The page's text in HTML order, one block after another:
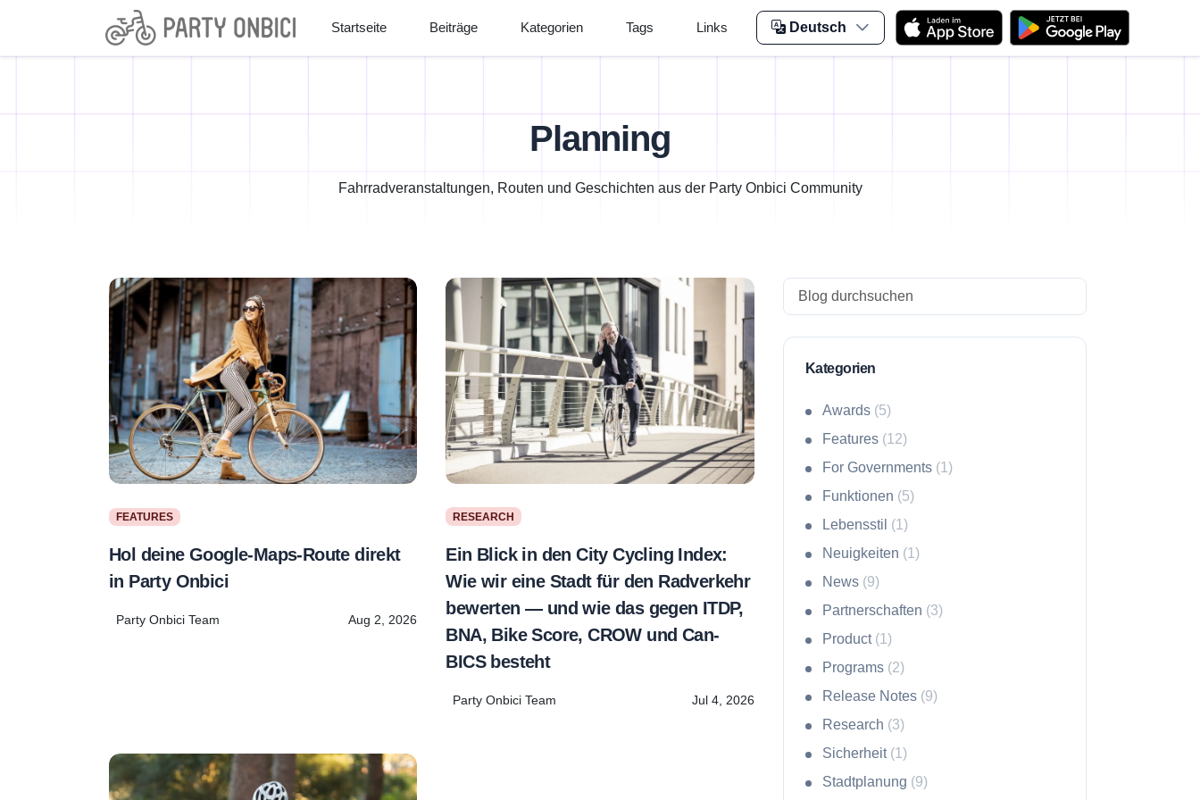
Startseite Beiträge Kategorien Tags Links Deutsch
Planning
Fahrradveranstaltungen, Routen und Geschichten aus der Party Onbici Community
FEATURES
Hol deine Google-Maps-Route direkt
in Party Onbici
Party Onbici Team Aug 2, 2026
RESEARCH
Ein Blick in den City Cycling Index:
Wie wir eine Stadt für den Radverkehr
bewerten — und wie das gegen ITDP,
BNA, Bike Score, CROW und Can-
BICS besteht
Party Onbici Team Jul 4, 2026
Search
Kategorien
Awards (5)
Features (12)
For Governments (1)
Funktionen (5)
Lebensstil (1)
Neuigkeiten (1)
News (9)
Partnerschaften (3)
Product (1)
Programs (2)
Release Notes (9)
Research (3)
Sicherheit (1)
Stadtplanung (9)